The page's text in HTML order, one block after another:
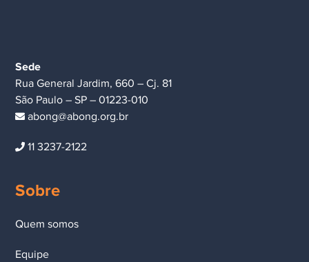
Sede
Rua General Jardim, 660 – Cj. 81
São Paulo – SP – 01223-010
abong@abong.org.br
11 3237-2122
Sobre
Quem somos
Equipe